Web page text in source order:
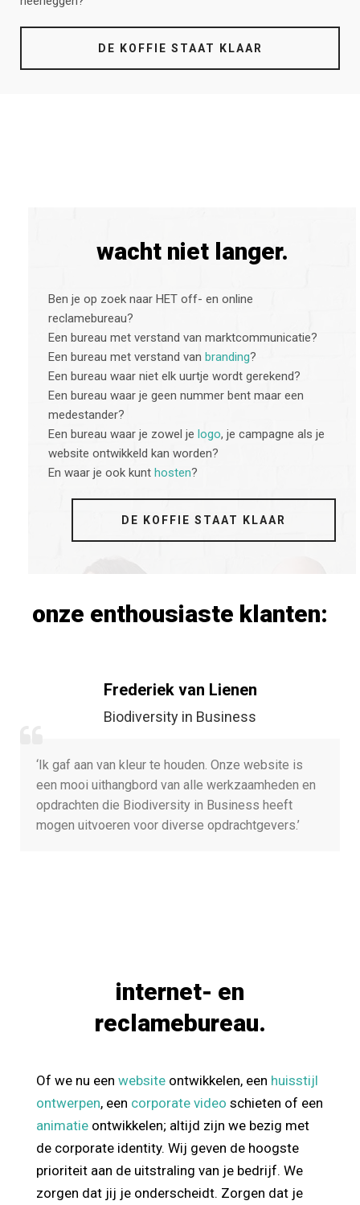
DE KOFFIE STAAT KLAAR
wacht niet langer.
Ben je op zoek naar HET off- en online
reclamebureau?
Een bureau met verstand van marktcommunicatie?
Een bureau met verstand van branding?
Een bureau waar niet elk uurtje wordt gerekend?
Een bureau waar je geen nummer bent maar een
medestander?
Een bureau waar je zowel je logo, je campagne als je
website ontwikkeld kan worden?
En waar je ook kunt hosten?
DE KOFFIE STAAT KLAAR
onze enthousiaste klanten:
Onze website is
werkzaamheden en
in Business heeft
opdrachtgevers.’
‘We werken al lang met
werden wij door het
haar team en de manier
in het presenteren van de
internet- en
reclamebureau.
Of we nu een website ontwikkelen, een huisstijl
ontwerpen, een corporate video schieten of een
animatie ontwikkelen; altijd zijn we bezig met
de corporate identity. Wij geven de hoogste
prioriteit aan de uitstraling van je bedrijf. We
zorgen dat jij je onderscheidt. Zorgen dat je